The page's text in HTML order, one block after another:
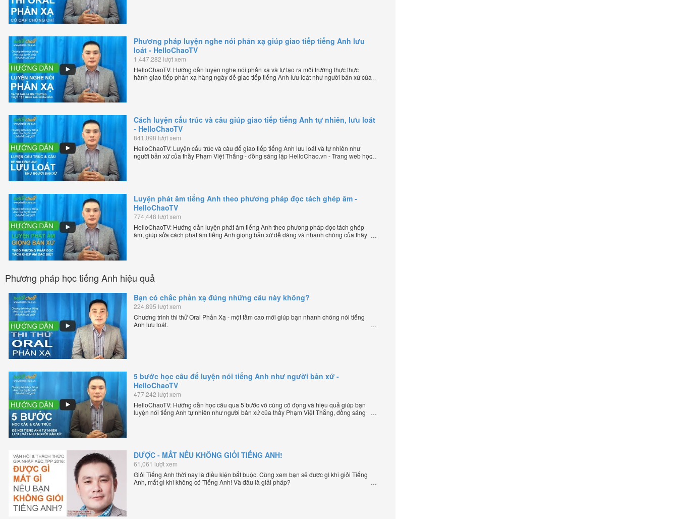
Phương pháp luyện nghe nói phản xạ giúp giao tiếp tiếng Anh lưu
loát - HelloChaoTV
1,447,282 lượt xem
HelloChaoTV: Hướng dẫn luyện nghe nói phản xạ và tự tạo ra môi trường thực thực
hành giao tiếp phản xạ hàng ngày để giao tiếp tiếng Anh lưu loát như người bản xứ của
Cách luyện cấu trúc và câu giúp giao tiếp tiếng Anh tự nhiên, lưu loát
- HelloChaoTV
841,098 lượt xem
HelloChaoTV: Luyện cấu trúc và câu để giao tiếp tiếng Anh lưu loát và tự nhiên như
người bản xứ của thầy Phạm Việt Thắng - đồng sáng lập HelloChao.vn - Trang web học
Luyện phát âm tiếng Anh theo phương pháp đọc tách ghép âm -
HelloChaoTV
774,448 lượt xem
HelloChaoTV: Hướng dẫn luyện phát âm tiếng Anh theo phương pháp đọc tách ghép
âm, giúp sửa cách phát âm tiếng Anh giọng bản xứ dễ dàng và nhanh chóng của thầy
Phạm Việt Thắng, đồng sáng lập HelloChao.vn - Chương trình dạy tiếng Anh trực tuyến
Phương pháp học tiếng Anh hiệu quả
Bạn có chắc phản xạ đúng những câu này không?
224,895 lượt xem
Chương trình thi thử Oral Phản Xạ - một tầm cao mới giúp bạn nhanh chóng nói tiếng
Anh lưu loát.
5 bước học câu để luyện nói tiếng Anh như người bản xứ -
HelloChaoTV
477,242 lượt xem
HelloChaoTV: Hướng dẫn học câu qua 5 bước vô cùng cô đọng và hiệu quả giúp bạn
luyện nói tiếng Anh tự nhiên như người bản xứ của thầy Phạm Việt Thắng, đồng sáng
ĐƯỢC - MẤT NẾU KHÔNG GIỎI TIẾNG ANH!
61,061 lượt xem
Giỏi Tiếng Anh thời nay là điều kiện bắt buộc. Cùng xem bạn sẽ được gì khi giỏi Tiếng
Anh, mất gì khi không có Tiếng Anh! Và đâu là giải pháp?